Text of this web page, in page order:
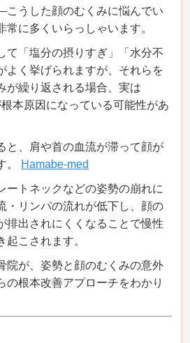
うした顔のむくみに悩んでい
常に多くいらっしゃいます。
て「塩分の摂りすぎ」「水分不
よく挙げられますが、それらを
が繰り返される場合、実は
本原因になっている可能性があ
と、肩や首の血流が滞って顔が
。
Hamabe-med
ートネックなどの姿勢の崩れに
・リンパの流れが低下し、顔の
排出されにくくなることで慢性
起こされます。
院が、姿勢と顔のむくみの意外
の根本改善アプローチをわかり